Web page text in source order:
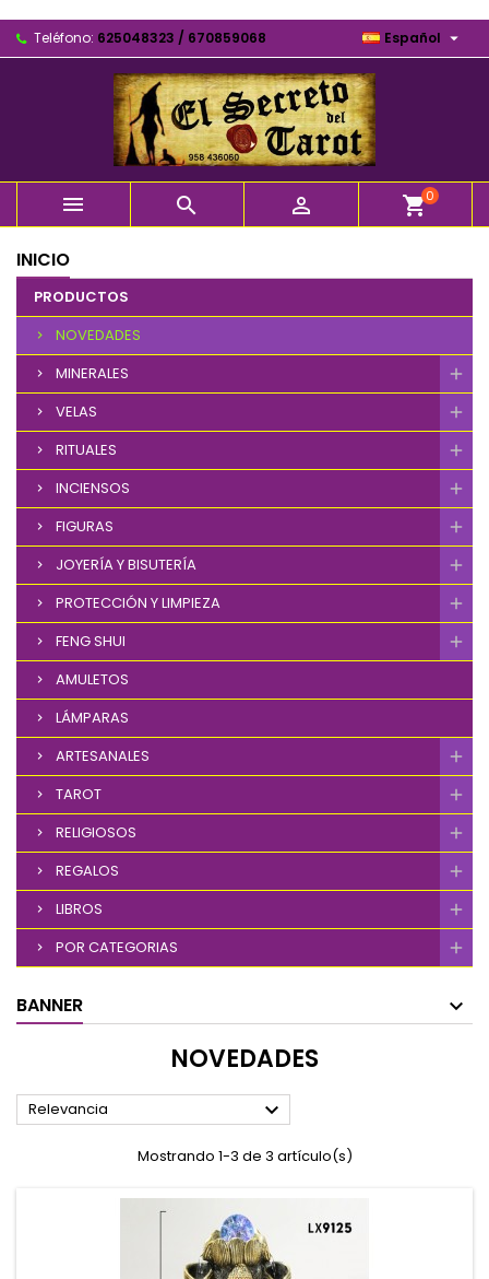
Teléfono: 625048323 / 670859068 Español 
   shopping_cart0
INICIO
PRODUCTOS
NOVEDADES
MINERALES
VELAS
RITUALES
INCIENSOS
FIGURAS
JOYERÍA Y BISUTERÍA
PROTECCIÓN Y LIMPIEZA
FENG SHUI
AMULETOS
LÁMPARAS
ARTESANALES
TAROT
RELIGIOSOS
REGALOS
LIBROS
POR CATEGORIAS
BANNER
NOVEDADES
Relevancia 
Mostrando 1-3 de 3 artículo(s)